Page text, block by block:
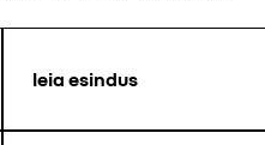
leia esindus